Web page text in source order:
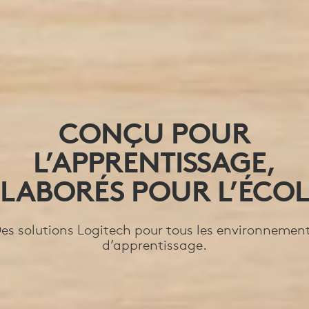
CONÇU POUR
L’APPRENTISSAGE,
POUR
solutions Logitech pour tous les
d’apprentissage.